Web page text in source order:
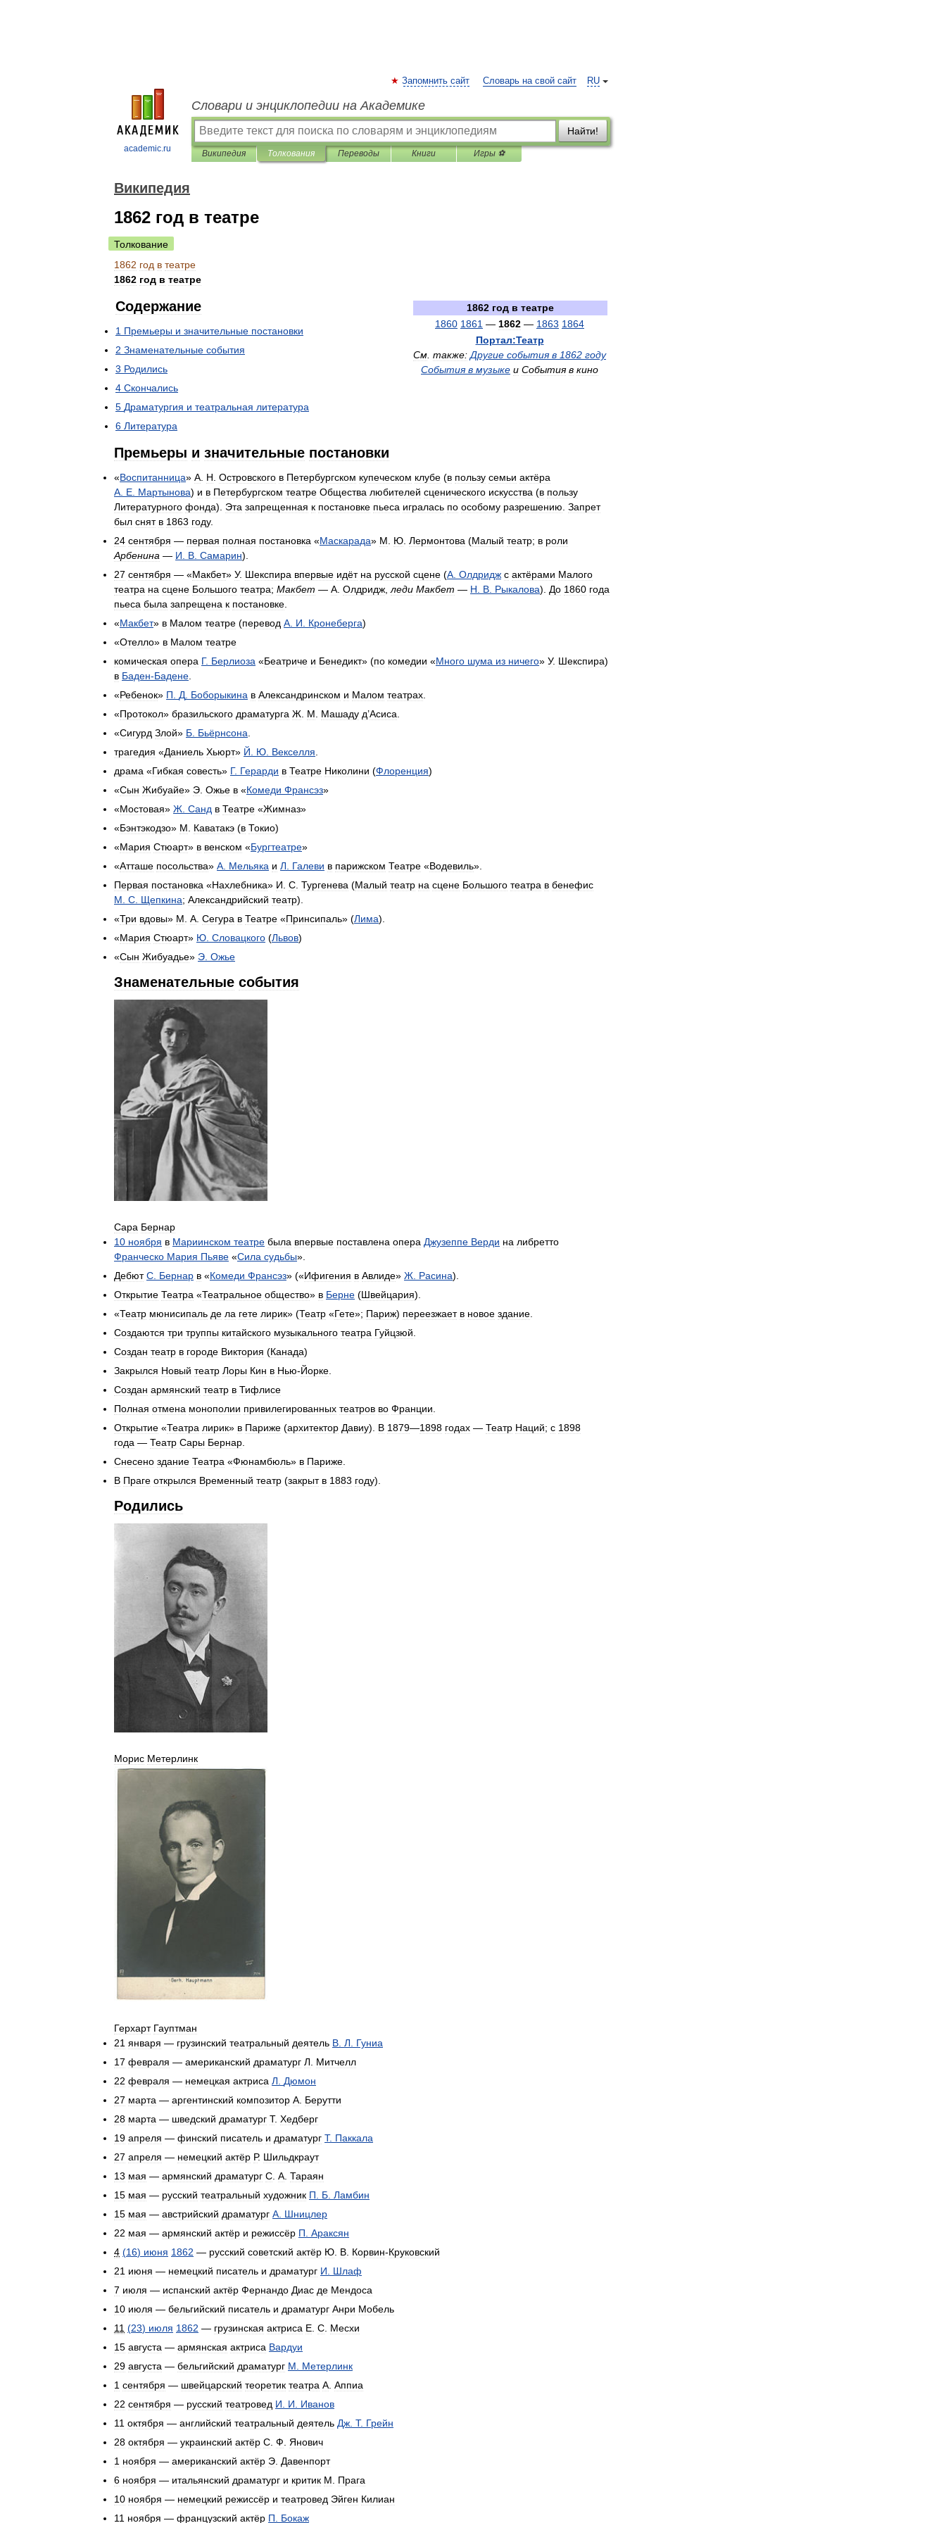
academic.ru
RU
Запомнить сайт Словарь на свой сайт
Словари и энциклопедии на Академике
Найти!
Википедия Толкования Переводы Книги Игры ⚽
Википедия
1862 год в театре
Толкование
1862 год в театре
1862 год в театре
1862 год в театре
1860 1861 — 1862 — 1863 1864
Портал:Театр
См также: Другие события в 1862 году
События в музыке и События в кино
Содержание
1 Премьеры и значительные постановки
2 Знаменательные события
3 Родились
4 Скончались
5 Драматургия и театральная литература
6 Литература
Премьеры и значительные постановки
«Воспитанница» А Н Островского в Петербургском купеческом клубе (в пользу семьи актёра
А Е Мартынова) и в Петербургском театре Общества любителей сценического искусства (в пользу
Литературного фонда). Эта запрещенная к постановке пьеса игралась по особому разрешению Запрет
был снят в 1863 году.
24 сентября — первая полная постановка «Маскарада» М Ю Лермонтова (Малый театр; в роли
Арбенина — И В Самарин).
27 сентября — «Макбет» У. Шекспира впервые идёт на русской сцене (А Олдридж с актёрами Малого
театра на сцене Большого театра; Макбет — А Олдридж леди Макбет — Н В Рыкалова). До 1860 года
пьеса была запрещена к постановке
«Макбет» в Малом театре (перевод А И Кронеберга)
«Отелло» в Малом театре
комическая опера Г. Берлиоза «Беатриче и Бенедикт» (по комедии «Много шума из ничего» У. Шекспира)
в Баден-Бадене
«Ребенок» П Д Боборыкина в Александринском и Малом театрах
«Протокол» бразильского драматурга Ж М Машаду д’Асиса
«Сигурд Злой» Б Бьёрнсона
трагедия «Даниель Хьюрт» Й Ю Векселля
драма «Гибкая совесть» Г. Герарди в Театре Николини (Флоренция)
«Сын Жибуайе» Э Ожье в «Комеди Франсэз»
«Мостовая» Ж Санд в Театре «Жимназ»
«Бэнтэкодзо» М Каватакэ (в Токио)
«Мария Стюарт» в венском «Бургтеатре»
«Атташе посольства» А Мельяка и Л Галеви в парижском Театре «Водевиль».
Первая постановка «Нахлебника» И С Тургенева (Малый театр на сцене Большого театра в бенефис
М С Щепкина; Александрийский театр).
«Три вдовы» М А Сегура в Театре «Принсипаль» (Лима).
«Мария Стюарт» Ю Словацкого (Львов)
«Сын Жибуадье» Э Ожье
Знаменательные события
Сара Бернар
10 ноября в Мариинском театре была впервые поставлена опера Джузеппе Верди на либретто
Франческо Мария Пьяве «Сила судьбы».
Дебют С Бернар в «Комеди Франсэз» («Ифигения в Авлиде» Ж Расина).
Открытие Театра «Театральное общество» в Берне (Швейцария).
«Театр мюнисипаль де ла гете лирик» (Театр «Гете»; Париж) переезжает в новое здание
Создаются три труппы китайского музыкального театра Гуйцзюй
Создан театр в городе Виктория (Канада)
Закрылся Новый театр Лоры Кин в Нью-Йорке
Создан армянский театр в Тифлисе
Полная отмена монополии привилегированных театров во Франции
Открытие «Театра лирик» в Париже (архитектор Давиу). В 1879—1898 годах — Театр Наций; с 1898
года — Театр Сары Бернар
Снесено здание Театра «Фюнамбюль» в Париже
В Праге открылся Временный театр (закрыт в 1883 году).
Родились
Морис Метерлинк
Герхарт Гауптман
21 января — грузинский театральный деятель В Л
Гуниa
17 февраля — американский драматург Л
Митчелл
22 февраля — немецкая актриса Л
Дюмон
27 марта — аргентинский композитор А Берутти
28 марта — шведский драматург Т. Хедберг
19 апреля — финский писатель и драматург Т. Паккала
27 апреля — немецкий актёр Р. Шильдкраут
13 мая — армянский драматург С А Тараян
15 мая — русский театральный художник П Б Ламбин
15 мая — австрийский драматург А Шницлер
22 мая — армянский актёр и режиссёр П Араксян
4 (16) июня 1862 — русский советский актёр Ю В Корвин-Круковский
21 июня — немецкий писатель и драматург И
Шлаф
7 июля — испанский актёр Фернандо Диас де Мендоса
10 июля — бельгийский писатель и драматург Анри Мобель
11 (23) июля 1862 — грузинская актриса Е С Месхи
15 августа — армянская актриса Вардуи
29 августа — бельгийский драматург М
Метерлинк
1 сентября — швейцарский теоретик театра А Аппиа
22 сентября — русский театровед И И
Иванов
11 октября — английский театральный деятель Дж Т. Грейн
28 октября — украинский актёр С Ф
Янович
1 ноября — американский актёр Э Давенпорт
6 ноября — итальянский драматург и критик М
Прага
10 ноября — немецкий режиссёр и театровед Эйген Килиан
11 ноября — французский актёр П Бокаж